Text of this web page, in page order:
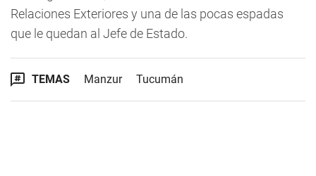
Relaciones Exteriores y una de las pocas espadas
que le quedan al Jefe de Estado.
TEMAS Manzur Tucumán